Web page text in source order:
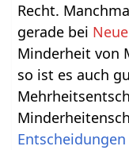
Recht.
gerade bei
Minderheit von
so ist es auch
Entscheidungen